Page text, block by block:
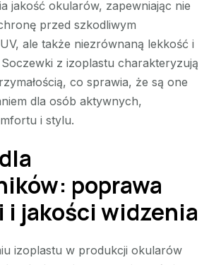
jakość okularów, zapewniając nie
przed szkodliwym
ale także niezrównaną lekkość i
z izoplastu charakteryzują
co sprawia, że są one
dla osób aktywnych,
i stylu.
poprawa
i jakości widzenia
izoplastu w produkcji okularów